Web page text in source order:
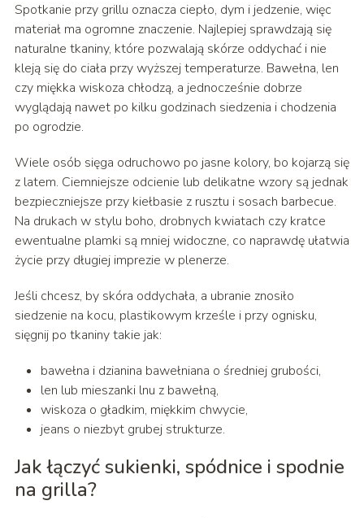
Spotkanie przy grillu oznacza ciepło, dym i jedzenie, więc
materiał ma ogromne znaczenie. Najlepiej sprawdzają się
naturalne tkaniny, które pozwalają skórze oddychać i nie
kleją się do ciała przy wyższej temperaturze. Bawełna, len
czy miękka wiskoza chłodzą, a jednocześnie dobrze
wyglądają nawet po kilku godzinach siedzenia i chodzenia
po ogrodzie.
Wiele osób sięga odruchowo po jasne kolory, bo kojarzą się
z latem. Ciemniejsze odcienie lub delikatne wzory są jednak
bezpieczniejsze przy kiełbasie z rusztu i sosach barbecue.
Na drukach w stylu boho, drobnych kwiatach czy kratce
ewentualne plamki są mniej widoczne, co naprawdę ułatwia
życie przy długiej imprezie w plenerze.
Jeśli chcesz, by skóra oddychała, a ubranie znosiło
siedzenie na kocu, plastikowym krześle i przy ognisku,
sięgnij po tkaniny takie jak:
bawełna i dzianina bawełniana o średniej grubości,
len lub mieszanki lnu z bawełną,
wiskoza o gładkim, miękkim chwycie,
jeans o niezbyt grubej strukturze.
Jak łączyć sukienki, spódnice i spodnie
na grilla?